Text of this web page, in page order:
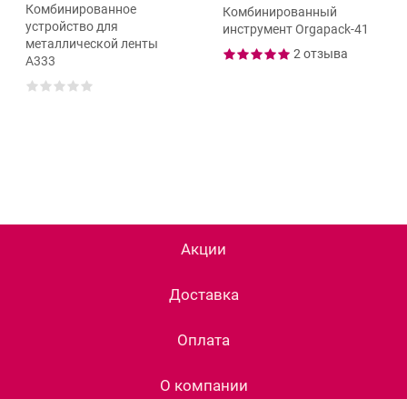
Комбинированное
устройство для
металлической ленты
А333
Комбинированный
инструмент Orgapack-41
2 отзыва
Акции
Доставка
Оплата
О компании